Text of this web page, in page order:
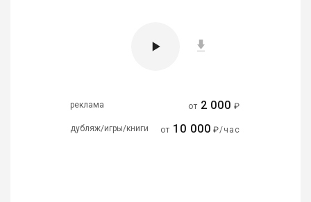
реклама от 2 000 ₽
дубляж/игры/книги от 10 000 ₽/час